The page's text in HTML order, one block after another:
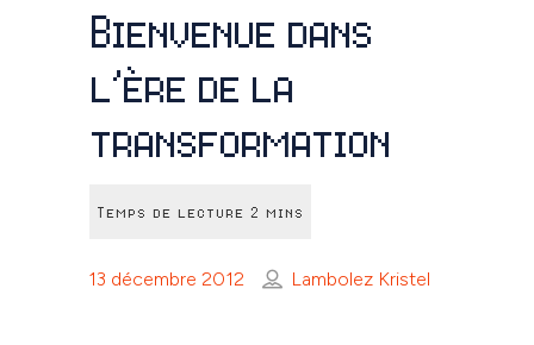
Bienvenue dans
l’ère de la
transformation
13 décembre 2012 Lambolez Kristel